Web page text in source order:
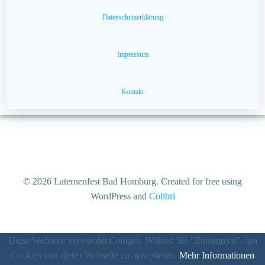
Datenschutzerklärung
Impressum
Kontakt
© 2026 Laternenfest Bad Homburg. Created for free using
WordPress and Colibri
Diese Webseite verwendet Cookies. Wählen Sie "Zustimmen", um
Cookies von dieser Webseite zu akzeptieren. Mehr Informationen